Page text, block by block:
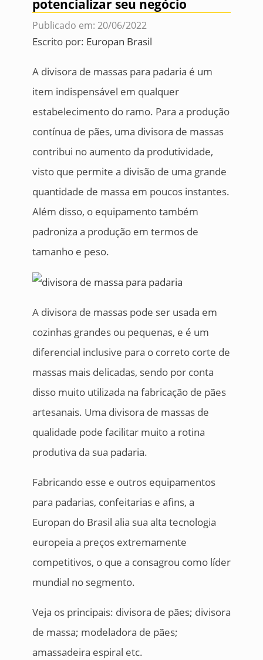
potencializar seu negócio
Publicado em: 20/06/2022
Escrito por: Europan Brasil
A divisora de massas para padaria é um
item indispensável em qualquer
estabelecimento do ramo. Para a produção
contínua de pães, uma divisora de massas
contribui no aumento da produtividade,
visto que permite a divisão de uma grande
quantidade de massa em poucos instantes.
Além disso, o equipamento também
padroniza a produção em termos de
tamanho e peso.
A divisora de massas pode ser usada em
cozinhas grandes ou pequenas, e é um
diferencial inclusive para o correto corte de
massas mais delicadas, sendo por conta
disso muito utilizada na fabricação de pães
artesanais. Uma divisora de massas de
qualidade pode facilitar muito a rotina
produtiva da sua padaria.
Fabricando esse e outros equipamentos
para padarias, confeitarias e afins, a
Europan do Brasil alia sua alta tecnologia
europeia a preços extremamente
competitivos, o que a consagrou como líder
mundial no segmento.
Veja os principais: divisora de pães; divisora
de massa; modeladora de pães;
amassadeira espiral etc.